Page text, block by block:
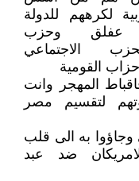
لكرههم للدولة
عفلق وحزب
الاجتماعي
القومية
المهجر وانت
لتقسيم مصر
وجاؤوا به الى قلب
ضد عبد